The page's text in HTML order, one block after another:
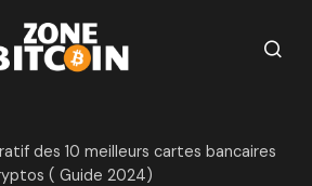
des 10 meilleurs cartes bancaires
( Guide 2024)